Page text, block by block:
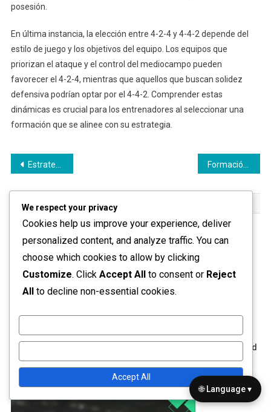
posesión.
En última instancia, la elección entre 4-2-4 y 4-4-2 depende del
estilo de juego y los objetivos del equipo. Los equipos que
priorizan el ataque y el control del mediocampo pueden
favorecer el 4-2-4, mientras que aquellos que buscan solidez
defensiva podrían optar por el 4-4-2. Comprender estas
dinámicas es crucial para los entrenadores al seleccionar una
formación que se alinee con su estrategia.
Post
navigation
Estrategias de Formación 4-2-4: Explotar el espacio, Crear desajustes, Innovaciones tácticas Formación 4-2-4: Manteniendo la posesión, Dictando el ritmo, Controlando el tempo
RELATED POSTS
Formación 4-2-4: Adaptabilidad A Los Oponentes, Flexibilidad
Estratégica, Gestión Del Juego
Leo Donovan
We respect your privacy
Cookies help us improve your experience, deliver
personalized content, and analyze traffic. You can
choose which cookies to allow by clicking
Customize. Click Accept All to consent or Reject
All to decline non-essential cookies.
Accept All
🌐 Language ▾